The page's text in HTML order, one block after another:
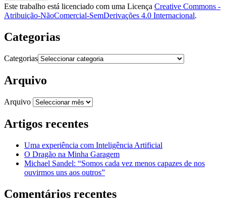
Este trabalho está licenciado com uma Licença Creative Commons -
Atribuição-NãoComercial-SemDerivações 4.0 Internacional.
Categorias
Categorias
Arquivo
Arquivo
Artigos recentes
Uma experiência com Inteligência Artificial
O Dragão na Minha Garagem
Michael Sandel: “Somos cada vez menos capazes de nos
ouvirmos uns aos outros”
Comentários recentes